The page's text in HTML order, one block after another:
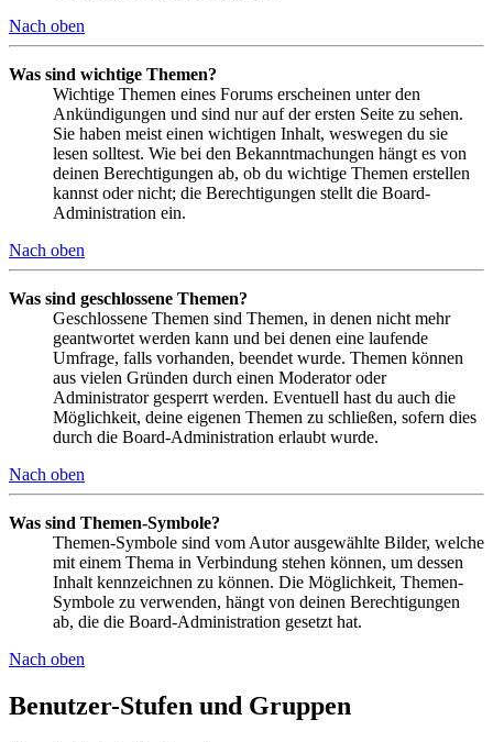
Nach oben
Was sind wichtige Themen?
Wichtige Themen eines Forums erscheinen unter den
Ankündigungen und sind nur auf der ersten Seite zu sehen.
Sie haben meist einen wichtigen Inhalt, weswegen du sie
lesen solltest. Wie bei den Bekanntmachungen hängt es von
deinen Berechtigungen ab, ob du wichtige Themen erstellen
kannst oder nicht; die Berechtigungen stellt die Board-
Administration ein.
Nach oben
Was sind geschlossene Themen?
Geschlossene Themen sind Themen, in denen nicht mehr
geantwortet werden kann und bei denen eine laufende
Umfrage, falls vorhanden, beendet wurde. Themen können
aus vielen Gründen durch einen Moderator oder
Administrator gesperrt werden. Eventuell hast du auch die
Möglichkeit, deine eigenen Themen zu schließen, sofern dies
durch die Board-Administration erlaubt wurde.
Nach oben
Was sind Themen-Symbole?
Themen-Symbole sind vom Autor ausgewählte Bilder, welche
mit einem Thema in Verbindung stehen können, um dessen
Inhalt kennzeichnen zu können. Die Möglichkeit, Themen-
Symbole zu verwenden, hängt von deinen Berechtigungen
ab, die die Board-Administration gesetzt hat.
Nach oben
Benutzer-Stufen und Gruppen